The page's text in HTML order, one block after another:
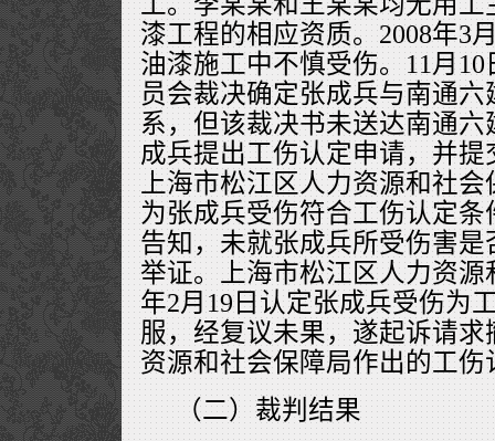
漆工程的相应资质。2008年3
油漆施工中不慎受伤。11月
员会裁决确定张成兵与南通
系，但该裁决书未送达南通六
成兵提出工伤认定申请，并
上海市松江区人力资源和社
为张成兵受伤符合工伤认定
告知，未就张成兵所受伤害
举证。上海市松江区人力资源
年2月19日认定张成兵受伤为
服，经复议未果，遂起诉请
资源和社会保障局作出的工伤
（二）裁判结果